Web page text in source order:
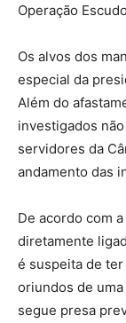
Operação
Os alvos dos
especial da
Além do
investigados
servidores da
andamento das
De acordo com
diretamente
é suspeita de
oriundos de
segue presa